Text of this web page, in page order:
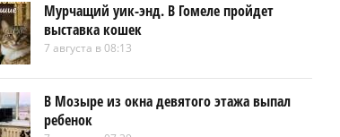
Мурчащий уик-энд. В Гомеле пройдет
выставка кошек
7 августа в 08:13
В Мозыре из окна девятого этажа выпал
ребенок